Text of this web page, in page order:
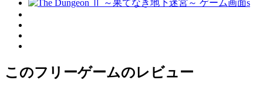
このフリーゲームのレビュー